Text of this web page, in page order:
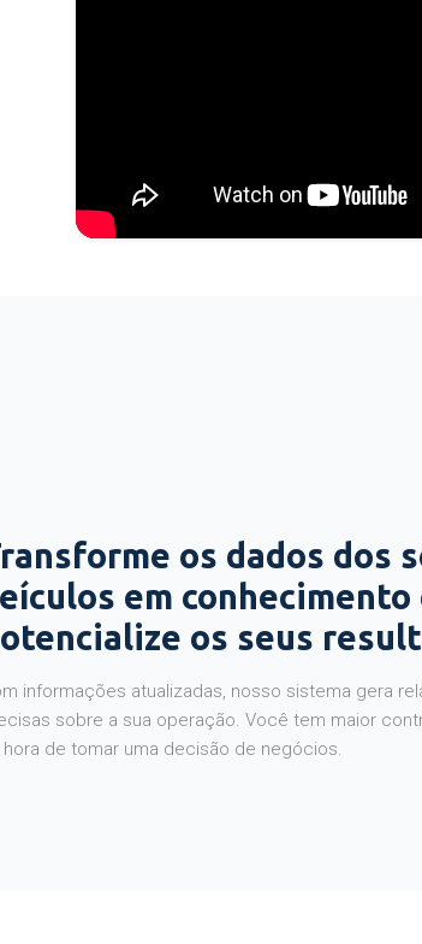
os dados dos
em conhecimento
os seus
informações atualizadas, nosso sistema gera
sobre a sua operação. Você tem maior
hora de tomar uma decisão de negócios.